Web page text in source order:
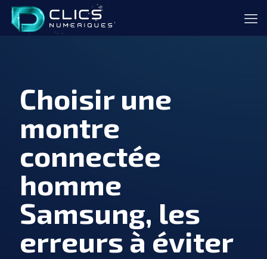
Choisir une
montre
connectée
homme
Samsung, les
erreurs à éviter